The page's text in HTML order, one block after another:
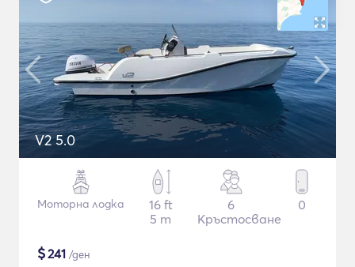
V2 5.0
Моторна лодка
16 ft
5 m
6
Кръстосване
0
$241 /ден